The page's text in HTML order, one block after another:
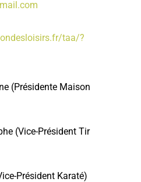
taa/?
(Présidente Maison
(Vice-Président Tir
Président Karaté)